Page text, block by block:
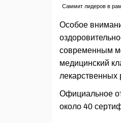
Саммит лидеров в
Особое
современным
медицинский
лекарственных
Официальное
около 40